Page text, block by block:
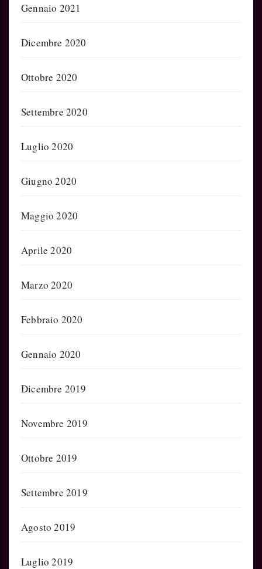
Gennaio 2021
Dicembre 2020
Ottobre 2020
Settembre 2020
Luglio 2020
Giugno 2020
Maggio 2020
Aprile 2020
Marzo 2020
Febbraio 2020
Gennaio 2020
Dicembre 2019
Novembre 2019
Ottobre 2019
Settembre 2019
Agosto 2019
Luglio 2019